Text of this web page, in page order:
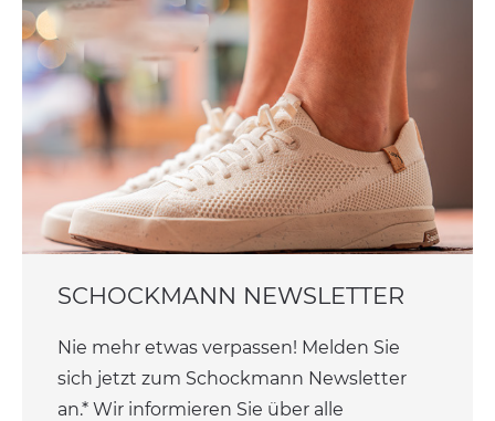
SCHOCKMANN NEWSLETTER
Nie mehr etwas verpassen! Melden Sie
sich jetzt zum Schockmann Newsletter
an.* Wir informieren Sie über alle